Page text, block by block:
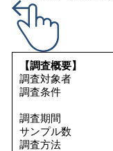
【調査概要】
調査対象者 ：
調査条件 ：1年
20人～
調査期間 ：
サンプル数 ：
調査方法 ：イ